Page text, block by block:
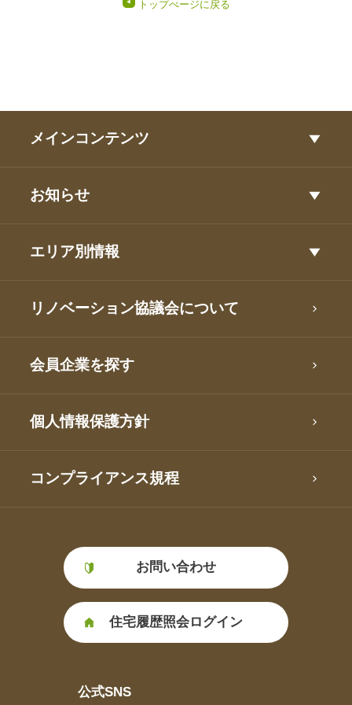
トップぺージに戻る
メインコンテンツ
お知らせ
エリア別情報
リノベーション協議会について
会員企業を探す
個人情報保護方針
コンプライアンス規程
お問い合わせ
住宅履歴照会ログイン
公式SNS